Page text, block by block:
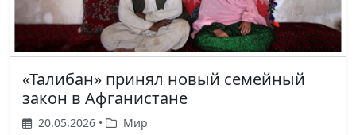
«Талибан» принял новый семейный
закон в Афганистане
20.05.2026 • Мир